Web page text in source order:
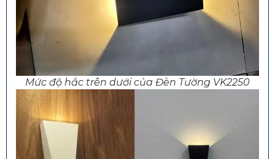
Mức độ hắc trên dưới của Đèn Tường VK2250